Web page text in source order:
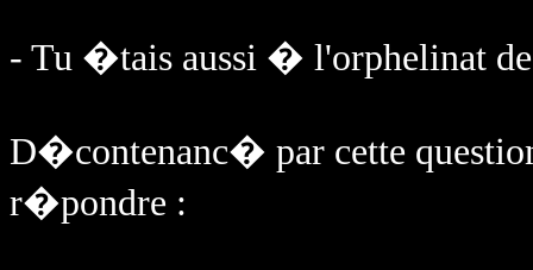
- Tu �tais aussi � l'orphelinat de
D�contenanc� par cette
r�pondre :